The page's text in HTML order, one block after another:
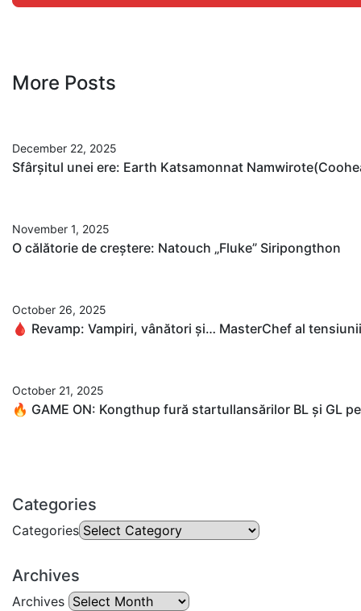
More Posts
December 22, 2025
Sfârșitul unei ere: Earth Katsamonnat
November 1, 2025
O călătorie de creștere: Natouch „Fluke” Siripongthon
October 26, 2025
🩸 Revamp: Vampiri, vânători și… MasterChef al
October 21, 2025
🔥 GAME ON: Kongthup fură startullansărilor BL și GL
Categories
Categories
Archives
Archives